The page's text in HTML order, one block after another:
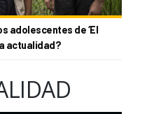
adolescentes de ‘El
actualidad?